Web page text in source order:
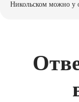
Никольском можно у